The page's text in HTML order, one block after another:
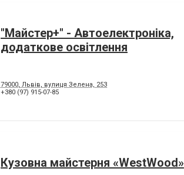
"Майстер+" - Автоелектроніка,
додаткове освітлення
79000, Львів, вулиця Зелена, 253
+380 (97) 915-07-85
Кузовна майстерня «WestWood»